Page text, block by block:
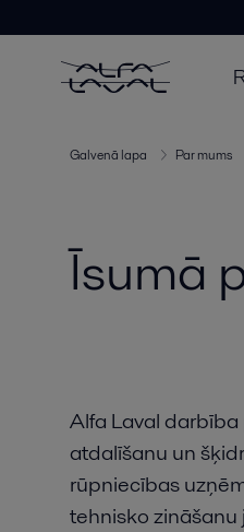
Galvenā lapa Par mums
Īsumā
Alfa Laval
atdalīšanu un
rūpniecības
tehnisko zināšanu